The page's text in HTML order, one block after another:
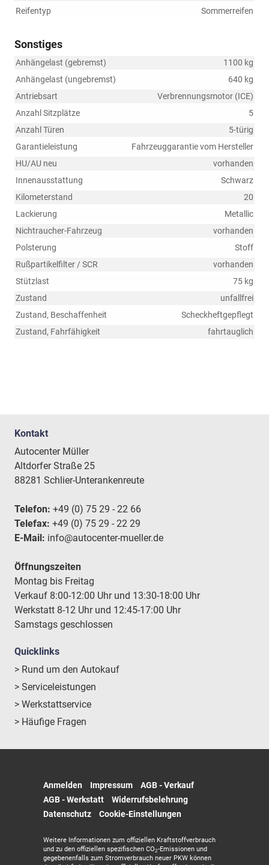
Reifentyp
Sommerreifen
Sonstiges
Anhängelast (gebremst)
1100 kg
Anhängelast (ungebremst)
640 kg
Antriebsart
Verbrennungsmotor (ICE)
Anzahl Sitzplätze
5
Anzahl Türen
5-türig
Garantieleistung
Fahrzeuggarantie vom Hersteller
HU/AU neu
vorhanden
Innenausstattung
Schwarz
Kilometerstand
20
Lackierung
Metallic
Nichtraucher-Fahrzeug
vorhanden
Polsterung
Stoff
Rußpartikelfilter / SCR
vorhanden
Stützlast
75 kg
Zustand
unfallfrei
Zustand, Beschaffenheit
Scheckheftgepflegt
Zustand, Fahrfähigkeit
fahrtauglich
Kontakt
Autocenter Müller
Altdorfer Straße 25
88281 Schlier-Unterankenreute
Telefon: +49 (0) 75 29 - 22 66
Telefax: +49 (0) 75 29 - 22 29
E-Mail: info@autocenter-mueller.de
Öffnungszeiten
Montag bis Freitag
Verkauf 8:00-12:00 Uhr und 13:30-18:00 Uhr
Werkstatt 8-12 Uhr und 12:45-17:00 Uhr
Samstags geschlossen
Quicklinks
> Rund um den Autokauf
> Serviceleistungen
> Werkstattservice
> Häufige Fragen
Anmelden Impressum
AGB - Verkauf
AGB - Werkstatt
Widerrufsbelehrung
Datenschutz
Cookie-Einstellungen
Weitere Informationen zum offiziellen Kraftstoffverbrauch
und zu den offiziellen spezifischen CO2-Emissionen und
gegebenenfalls zum Stromverbrauch neuer PKW können